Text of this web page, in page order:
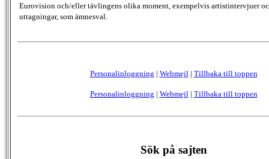
Eurovision och/eller tävlingens olika moment, exempelvis artistintervjuer
uttagningar, som ämnesval.
Personalinloggning | Webmejl | Tillbaka till toppen
Personalinloggning | Webmejl | Tillbaka till toppen
Sök på sajten